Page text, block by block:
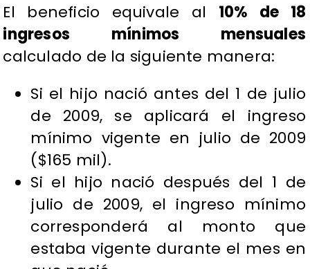
El beneficio equivale al 10% de 18
ingresos mínimos mensuales
calculado de la siguiente manera:
Si el hijo nació antes del 1 de julio
de 2009, se aplicará el ingreso
mínimo vigente en julio de 2009
($165 mil).
Si el hijo nació después del 1 de
julio de 2009, el ingreso mínimo
corresponderá al monto que
estaba vigente durante el mes en